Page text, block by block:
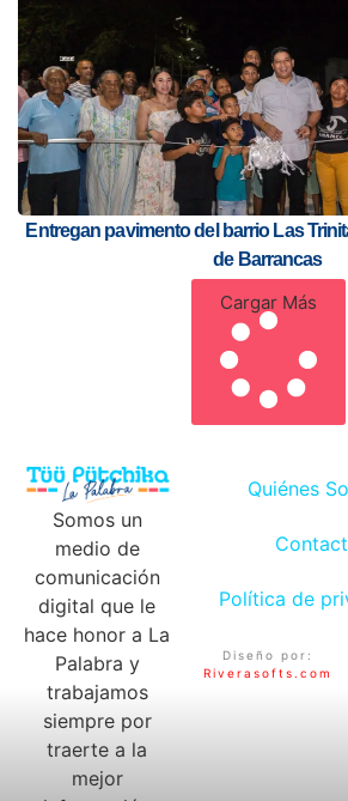
Entregan pavimento del barrio Las
de Barrancas
Cargar Más
Somos un
medio de
comunicación
digital que le
hace honor a La
Palabra y
trabajamos
siempre por
traerte a la
mejor
Quiénes
Política de
Diseño por:
Riverasofts.com